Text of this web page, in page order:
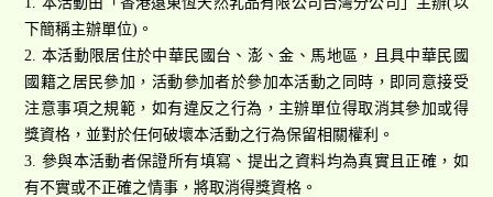
下簡稱主辦單位)。
2. 本活動限居住於中華民國台、澎、金、馬地區，且具中華民國
國籍之居民參加，活動參加者於參加本活動之同時，即同意接受
注意事項之規範，如有違反之行為，主辦單位得取消其參加或得
獎資格，並對於任何破壞本活動之行為保留相關權利。
3. 參與本活動者保證所有填寫、提出之資料均為真實且正確，如
有不實或不正確之情事，將取消得獎資格。